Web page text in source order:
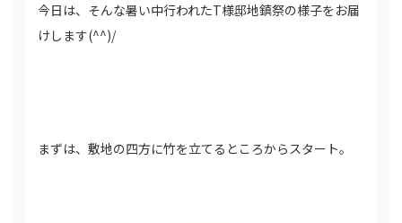
今日は、そんな暑い中行われたT様邸地鎮祭の様子をお届
けします(^^)/
まずは、敷地の四方に竹を立てるところからスタート。